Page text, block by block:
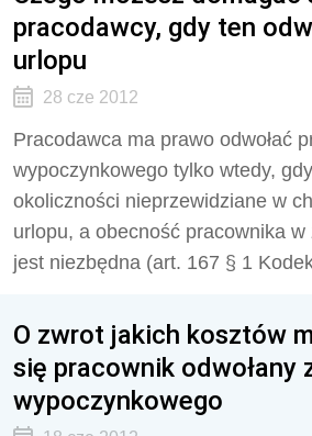
pracodawcy, gdy ten
urlopu
28 cze 2012
Pracodawca ma prawo odwołać
wypoczynkowego tylko wtedy,
okoliczności nieprzewidziane w
urlopu, a obecność pracownika w
jest niezbędna (art. 167 § 1
O zwrot jakich kosztów
się pracownik odwołany
wypoczynkowego